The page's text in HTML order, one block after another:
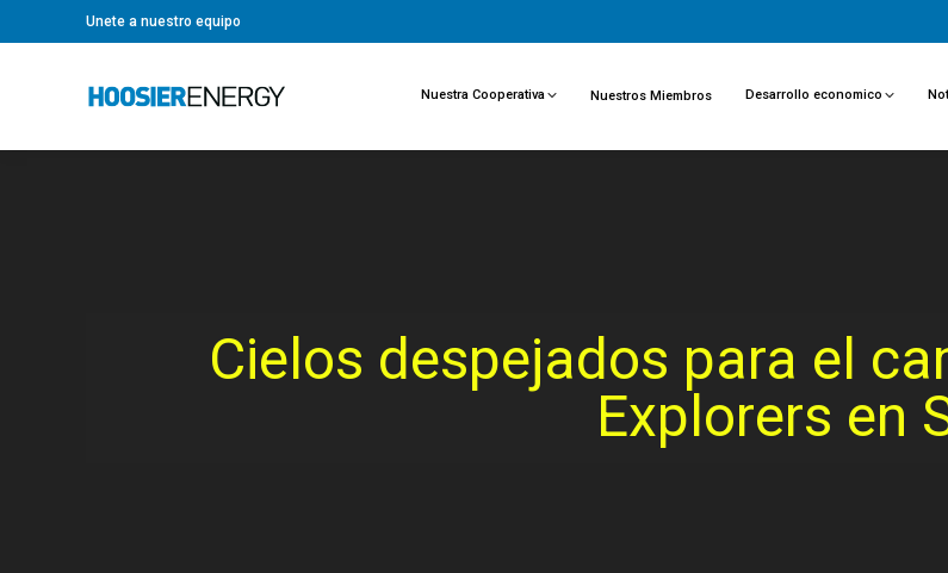
Unete a nuestro equipo
Nuestra Cooperativa Nuestros Miembros Desarrollo economico
Cielos despejados para el
Explorers en